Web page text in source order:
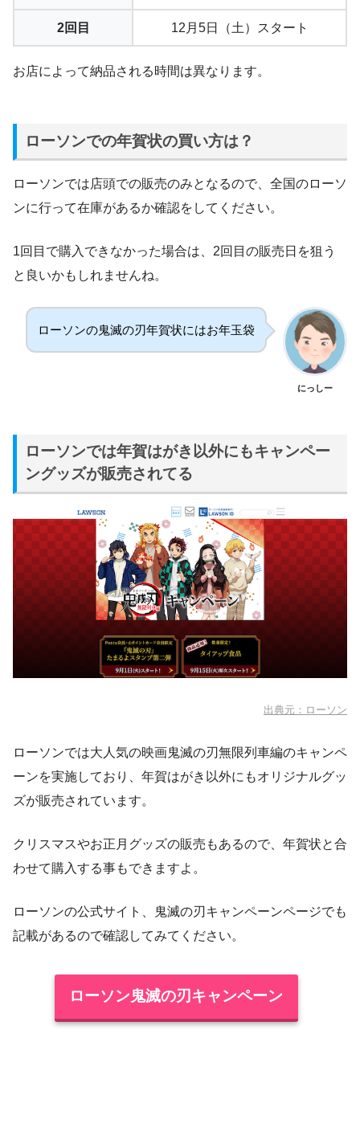
2回目 12月5日（土）スタート
お店によって納品される時間は異なります。
ローソンでの年賀状の買い方は？
ローソンでは店頭での販売のみとなるので、全国のローソ
ンに行って在庫があるか確認をしてください。
1回目で購入できなかった場合は、2回目の販売日を狙う
と良いかもしれませんね。
ローソンの鬼滅の刃年賀状にはお年玉袋
にっしー
ローソンでは年賀はがき以外にもキャンペー
ングッズが販売されてる
出典元：ローソン
ローソンでは大人気の映画鬼滅の刃無限列車編のキャンペ
ーンを実施しており、年賀はがき以外にもオリジナルグッ
ズが販売されています。
クリスマスやお正月グッズの販売もあるので、年賀状と合
わせて購入する事もできますよ。
ローソンの公式サイト、鬼滅の刃キャンペーンページでも
記載があるので確認してみてください。
ローソン鬼滅の刃キャンペーン